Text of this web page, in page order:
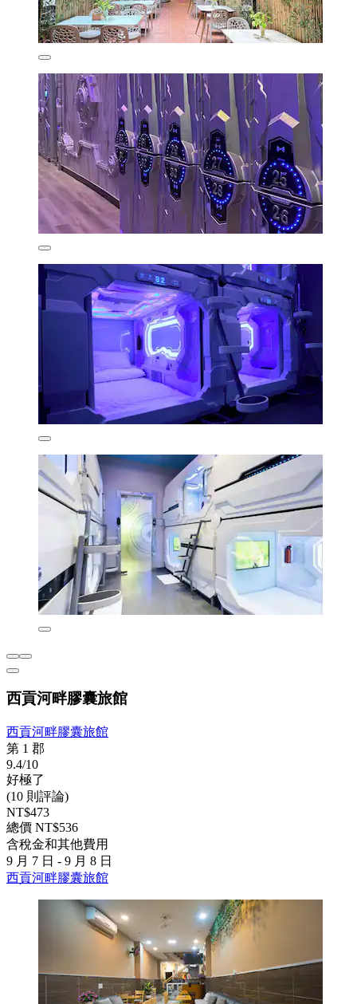
西貢河畔膠囊旅館
西貢河畔膠囊旅館
第 1 郡
9.4/10
好極了
(10 則評論)
NT$473
總價 NT$536
含稅金和其他費用
9 月 7 日 - 9 月 8 日
西貢河畔膠囊旅館